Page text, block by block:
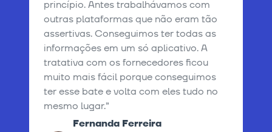
princípio. Antes trabalhávamos com
outras plataformas que não eram tão
assertivas. Conseguimos ter todas as
informações em um só aplicativo. A
tratativa com os fornecedores ficou
muito mais fácil porque conseguimos
ter esse bate e volta com eles tudo no
mesmo lugar.”
Fernanda Ferreira